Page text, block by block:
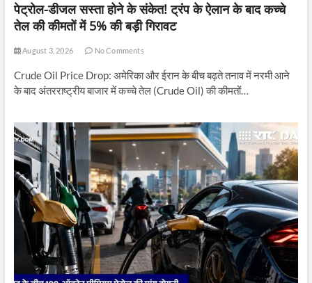
पेट्रोल-डीजल सस्ता होने के संकेत! ट्रंप के ऐलान के बाद कच्चे
तेल की कीमतों में 5% की बड़ी गिरावट
August 3, 2026 No Comments
Crude Oil Price Drop: अमेरिका और ईरान के बीच बढ़ते तनाव में नरमी आने
के बाद अंतरराष्ट्रीय बाजार में कच्चे तेल (Crude Oil) की कीमतों…